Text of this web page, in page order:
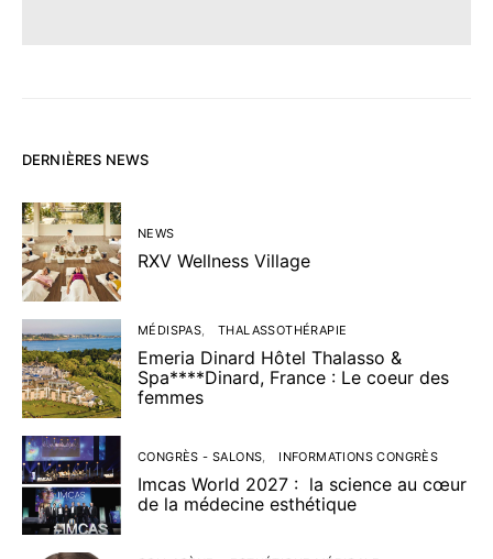
DERNIÈRES NEWS
NEWS
RXV Wellness Village
MÉDISPAS THALASSOTHÉRAPIE
Emeria Dinard Hôtel Thalasso &
Spa****Dinard, France : Le coeur des
femmes
CONGRÈS - SALONS INFORMATIONS CONGRÈS
Imcas World 2027 : la science au cœur
de la médecine esthétique